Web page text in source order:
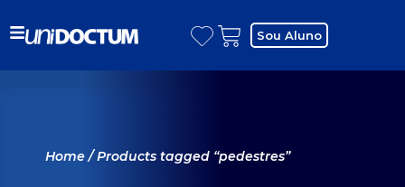
Sou Aluno
Home/ Products tagged “pedestres”